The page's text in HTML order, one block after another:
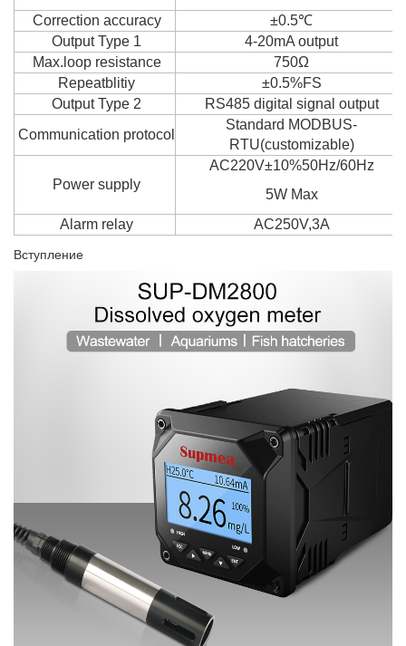
Correction accuracy
±0.5℃
Output Type 1
4-20mA output
Max.loop resistance
750Ω
Repeatblitiy
±0.5%FS
Output Type 2
RS485 digital signal output
Communication protocol
Standard MODBUS-
RTU(customizable)
Power supply
AC220V±10%50Hz/60Hz
5W Max
Alarm relay
AC250V,3A
Вступление